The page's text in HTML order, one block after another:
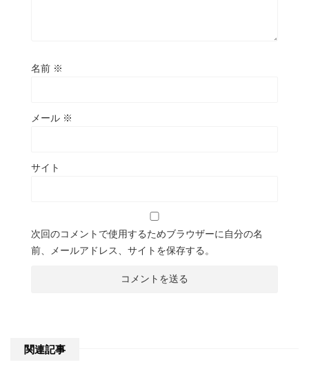
名前 ※
メール ※
サイト
次回のコメントで使用するためブラウザーに自分の名
前、メールアドレス、サイトを保存する。
関連記事